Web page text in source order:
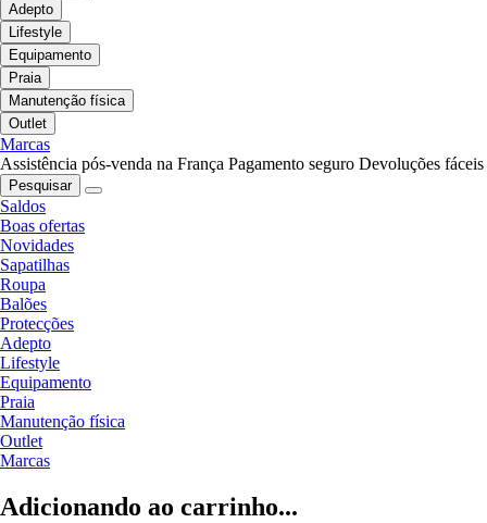
Adepto
Lifestyle
Equipamento
Praia
Manutenção física
Outlet
Marcas
Assistência pós-venda na França Pagamento seguro Devoluções fáceis
Pesquisar
Saldos
Boas ofertas
Novidades
Sapatilhas
Roupa
Balões
Protecções
Adepto
Lifestyle
Equipamento
Praia
Manutenção física
Outlet
Marcas
Adicionando ao carrinho...